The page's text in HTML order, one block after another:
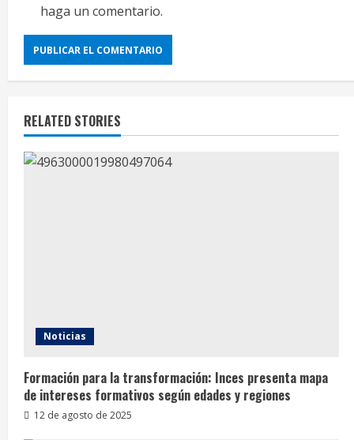
haga un comentario.
RELATED STORIES
Noticias
Formación para la transformación: Inces presenta mapa
de intereses formativos según edades y regiones
12 de agosto de 2025